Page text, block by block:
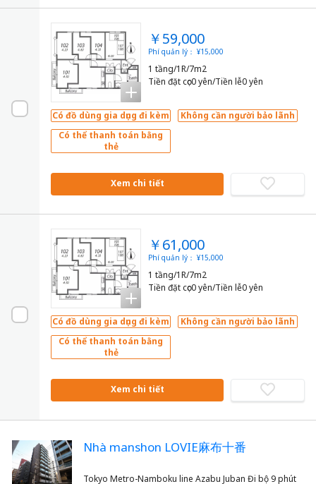
￥59,000
Phí quản lý： ¥15,000
1 tầng/1R/7m2
Tiền đặt cọc0 yên/Tiền lễ0 yên
Có đồ dùng gia dụng đi kèm
Không cần người bảo lãnh
Có thể thanh toán bằng
thẻ
Xem chi tiết
￥61,000
Phí quản lý： ¥15,000
1 tầng/1R/7m2
Tiền đặt cọc0 yên/Tiền lễ0 yên
Có đồ dùng gia dụng đi kèm
Không cần người bảo lãnh
Có thể thanh toán bằng
thẻ
Xem chi tiết
Nhà manshon LOVIE麻布十番
Tokyo Metro-Namboku line Azabu Juban Đi bộ 9 phút